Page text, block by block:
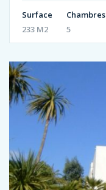
Surface
233 M2
Chambres
5